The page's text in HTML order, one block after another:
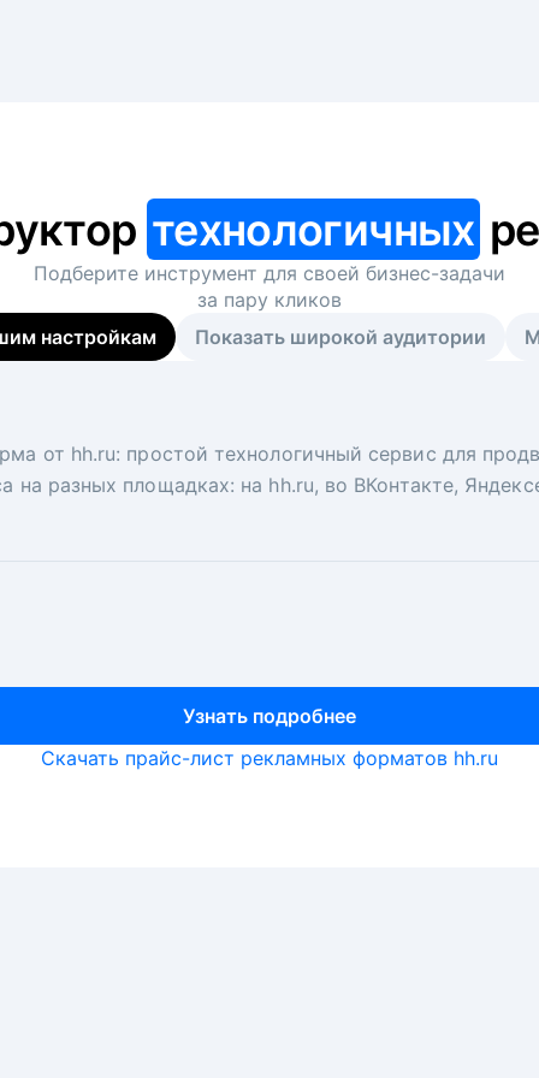
технологичных
Подберите инструмент для своей бизнес-задачи
за пару кликов
настройкам
Показать широкой аудитории
от hh.ru: простой технологичный сервис для
на разных площадках: на hh.ru, во ВКонтакте,
Узнать подробнее
вакансий на главной странице hh.ru.
ключ. Решите, сколько кандидатов и когда вам
рекрутеры и проектные менеджеры hh.ru с
Узнать подробнее
Скачать прайс-лист рекламных форматов hh.ru